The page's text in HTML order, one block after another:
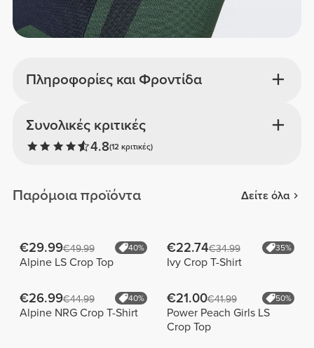
Πληροφορίες και Φροντίδα
Συνολικές κριτικές
4.8(12 κριτικές)
Παρόμοια προϊόντα Δείτε όλα
€29.99€49.99 40%
Alpine LS Crop Top
€22.74€34.99 35%
Ivy Crop T-Shirt
€26.99€44.99 40%
Alpine NRG Crop T-Shirt
€21.00€41.99 50%
Power Peach Girls LS
Crop Top